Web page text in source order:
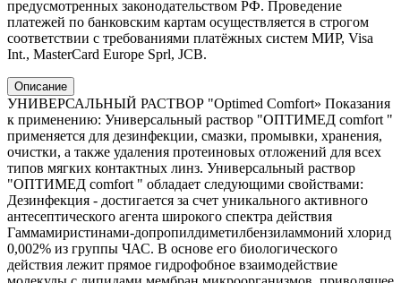
предусмотренных законодательством РФ. Проведение
платежей по банковским картам осуществляется в строгом
соответствии с требованиями платёжных систем МИР, Visa
Int., MasterCard Europe Sprl, JCB.
Описание
УНИВЕРСАЛЬНЫЙ РАСТВОР "Optimed Сomfort» Показания
к применению: Универсальный раствор "ОПТИМЕД comfort "
применяется для дезинфекции, смазки, промывки, хранения,
очистки, а также удаления протеиновых отложений для всех
типов мягких контактных линз. Универсальный раствор
"ОПТИМЕД comfort " обладает следующими свойствами:
Дезинфекция - достигается за счет уникального активного
антесептического агента широкого спектра действия
Гаммамиристинами-допропилдиметилбензиламмоний хлорид
0,002% из группы ЧАС. В основе его биологического
действия лежит прямое гидрофобное взаимодействие